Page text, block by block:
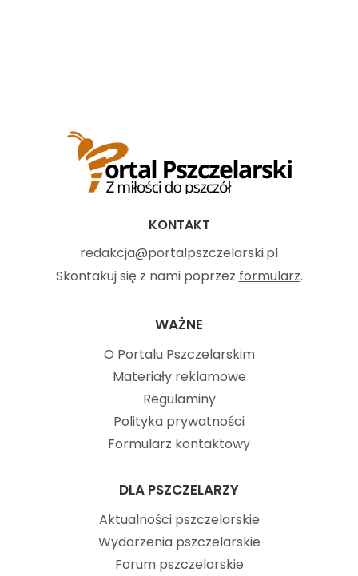
KONTAKT
redakcja@portalpszczelarski.pl
Skontakuj się z nami poprzez formularz.
WAŻNE
O Portalu Pszczelarskim
Materiały reklamowe
Regulaminy
Polityka prywatności
Formularz kontaktowy
DLA PSZCZELARZY
Aktualności pszczelarskie
Wydarzenia pszczelarskie
Forum pszczelarskie